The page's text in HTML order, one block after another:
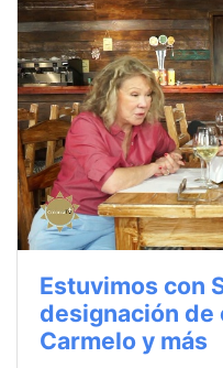
Estuvimos con
designación de
Carmelo y más